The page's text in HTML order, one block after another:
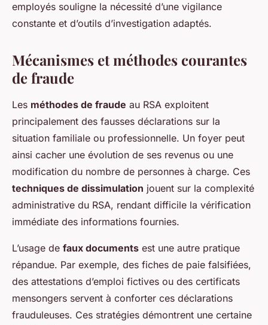
employés souligne la nécessité d’une vigilance
constante et d’outils d’investigation adaptés.
Mécanismes et méthodes courantes
de fraude
Les méthodes de fraude au RSA exploitent
principalement des fausses déclarations sur la
situation familiale ou professionnelle. Un foyer peut
ainsi cacher une évolution de ses revenus ou une
modification du nombre de personnes à charge. Ces
techniques de dissimulation jouent sur la complexité
administrative du RSA, rendant difficile la vérification
immédiate des informations fournies.
L’usage de faux documents est une autre pratique
répandue. Par exemple, des fiches de paie falsifiées,
des attestations d’emploi fictives ou des certificats
mensongers servent à conforter ces déclarations
frauduleuses. Ces stratégies démontrent une certaine